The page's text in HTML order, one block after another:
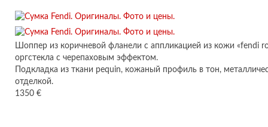
Шоппер из коричневой фланели с аппликацией из кожи «fendi
оргстекла с черепаховым эффектом.
Подкладка из ткани pequin, кожаный профиль в тон,
отделкой.
1350 €